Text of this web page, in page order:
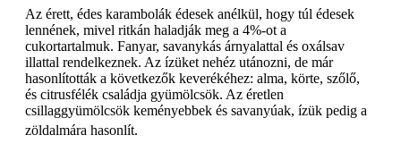
Az érett, édes karambolák édesek anélkül, hogy túl édesek
lennének, mivel ritkán haladják meg a 4%-ot a
cukortartalmuk. Fanyar, savanykás árnyalattal és oxálsav
illattal rendelkeznek. Az ízüket nehéz utánozni, de már
hasonlították a következők keverékéhez: alma, körte, szőlő,
és citrusfélék családja gyümölcsök. Az éretlen
csillaggyümölcsök keményebbek és savanyúak, ízük pedig a
zöldalmára hasonlít.